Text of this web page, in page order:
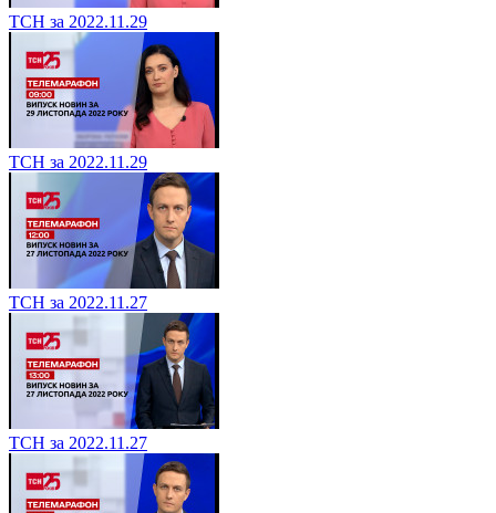
ТСН за 2022.11.29
ТСН за 2022.11.29
ТСН за 2022.11.27
ТСН за 2022.11.27